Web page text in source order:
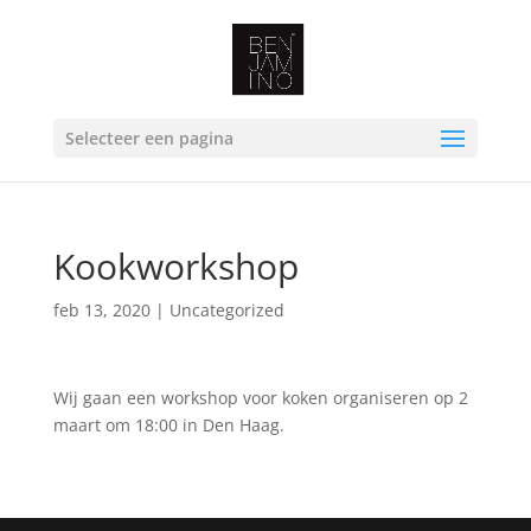
Selecteer een pagina
Kookworkshop
feb 13, 2020| Uncategorized
Wij gaan een workshop voor koken organiseren op 2
maart om 18:00 in Den Haag.